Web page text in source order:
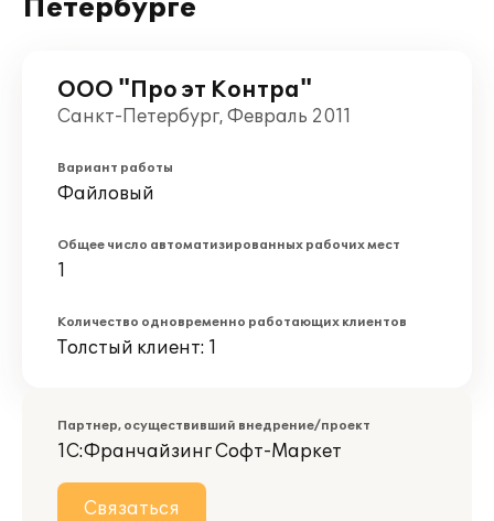
Петербурге
ООО "Про эт Контра"
Санкт-Петербург, Февраль 2011
Вариант работы
Файловый
Общее число автоматизированных рабочих мест
1
Количество одновременно работающих клиентов
Толстый клиент: 1
Партнер, осуществивший внедрение/проект
1С:Франчайзинг Софт-Маркет
Связаться